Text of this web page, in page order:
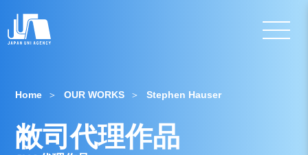
Home OUR WORKS Stephen Hauser
敝司代理作品